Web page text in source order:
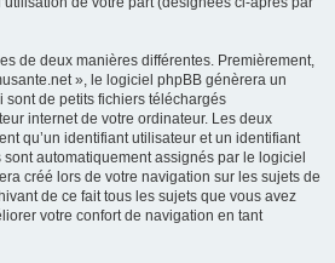
de deux manières différentes. Premièrement,
», le logiciel phpBB génèrera un
de petits fichiers téléchargés
internet de votre ordinateur. Les deux
qu’un identifiant utilisateur et un identifiant
automatiquement assignés par le logiciel
créé lors de votre navigation sur les sujets de
de ce fait tous les sujets que vous avez
votre confort de navigation en tant